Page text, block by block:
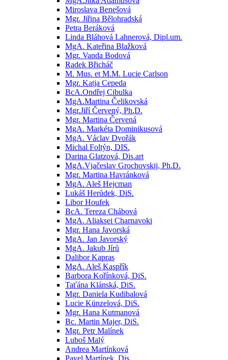
Miroslava Benešová
Mgr. Jiřina Bělohradská
Petra Beráková
Linda Bláhová Lahnerová, Dipl.um.
MgA. Kateřina Blažková
Mgr. Vanda Bodová
Radek Břicháč
M. Mus. et M.M. Lucie Carlson
Mgr. Katja Cepeda
BcA.Ondřej Cibulka
MgA.Martina Čelikovská
Mgr.Jiří Červený, Ph.D.
Mgr. Martina Červená
MgA. Markéta Dominikusová
MgA. Václav Dvořák
Michal Foltýn, DIS.
Darina Glatzová, Dis.art
MgA.Vjačeslav Grochovskij, Ph.D.
Mgr. Martina Havránková
MgA. Aleš Hejcman
Lukáš Herůdek, DiS.
Libor Houfek
BcA. Tereza Chábová
MgA. Aliaksei Charnavoki
Mgr. Hana Javorská
MgA. Jan Javorský
MgA. Jakub Jírů
Dalibor Kapras
MgA. Aleš Kaspřík
Barbora Kořínková, DiS.
Taťána Klánská, DiS.
Mgr. Daniela Kudibalová
Lucie Künzelová, DiS.
Mgr. Hana Kutmanová
Bc. Martin Majer, DiS.
Mgr. Petr Malínek
Luboš Malý
Andrea Martínková
Pavel Martínek, Dis.